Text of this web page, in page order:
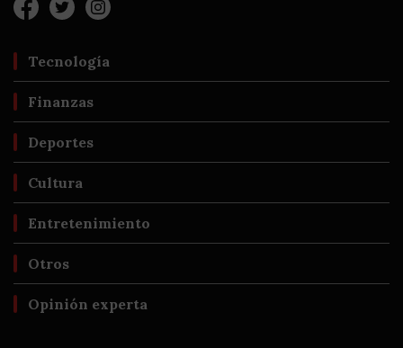
Tecnología
Finanzas
Deportes
Cultura
Entretenimiento
Otros
Opinión experta